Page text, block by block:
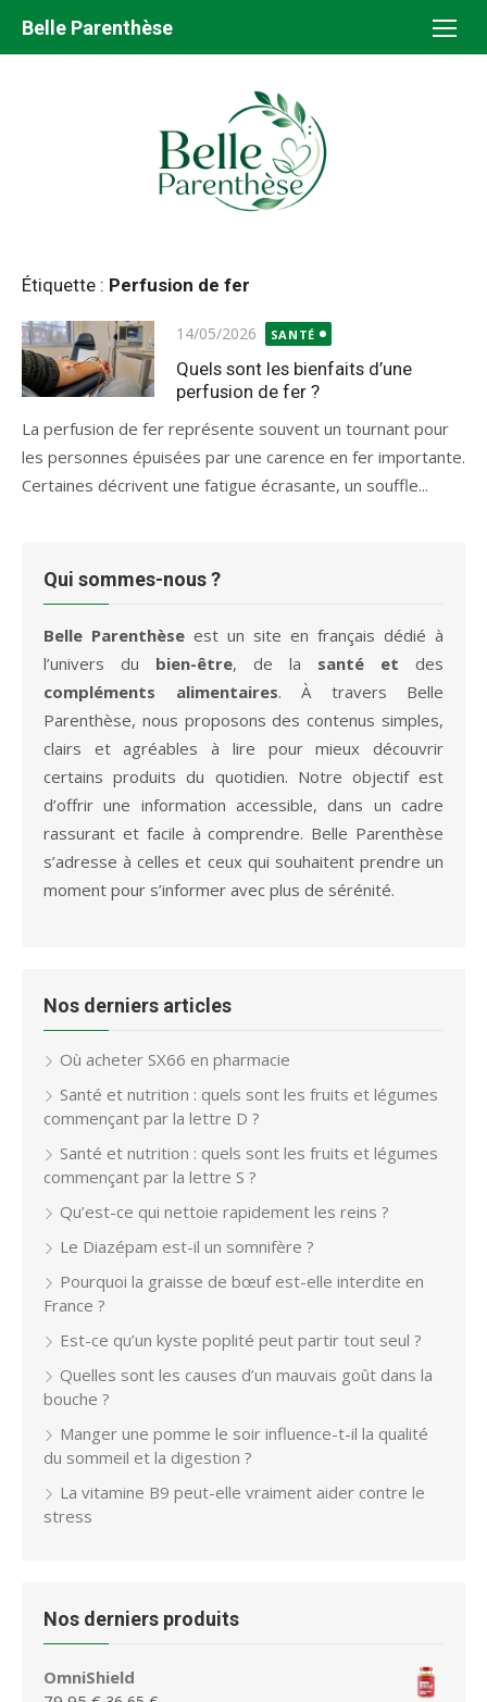
Belle Parenthèse
Étiquette : Perfusion de fer
Publié
le
14/05/2026 SANTÉ
Quels sont les bienfaits d’une
perfusion de fer ?
La perfusion de fer représente souvent un tournant pour
les personnes épuisées par une carence en fer importante.
Certaines décrivent une fatigue écrasante, un souffle...
Qui sommes-nous ?
Belle Parenthèse est un site en français dédié à
l’univers du bien-être, de la santé et des
compléments alimentaires. À travers Belle
Parenthèse, nous proposons des contenus simples,
clairs et agréables à lire pour mieux découvrir
certains produits du quotidien. Notre objectif est
d’offrir une information accessible, dans un cadre
rassurant et facile à comprendre. Belle Parenthèse
s’adresse à celles et ceux qui souhaitent prendre un
moment pour s’informer avec plus de sérénité.
Nos derniers articles
Où acheter SX66 en pharmacie
Santé et nutrition : quels sont les fruits et légumes
commençant par la lettre D ?
Santé et nutrition : quels sont les fruits et légumes
commençant par la lettre S ?
Qu’est-ce qui nettoie rapidement les reins ?
Le Diazépam est-il un somnifère ?
Pourquoi la graisse de bœuf est-elle interdite en
France ?
Est-ce qu’un kyste poplité peut partir tout seul ?
Quelles sont les causes d’un mauvais goût dans la
bouche ?
Manger une pomme le soir influence-t-il la qualité
du sommeil et la digestion ?
La vitamine B9 peut-elle vraiment aider contre le
stress
Nos derniers produits
OmniShield